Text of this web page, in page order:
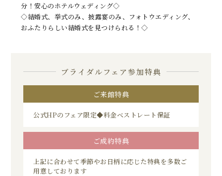
分！安心のホテルウェディング◇
◇結婚式、挙式のみ、披露宴のみ、フォトウエディング、
おふたりらしい結婚式を見つけられる！◇
ブライダルフェア参加特典
ご来館特典
公式HPのフェア限定◆料金ベストレート保証
ご成約特典
上記に合わせて季節やお日柄に応じた特典を多数ご
用意しております